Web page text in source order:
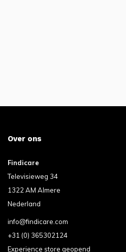
Over ons
Findicare
Televisieweg 34
1322 AM Almere
Nederland
info@findicare.com
+31 (0) 365302124
Experience store geopend